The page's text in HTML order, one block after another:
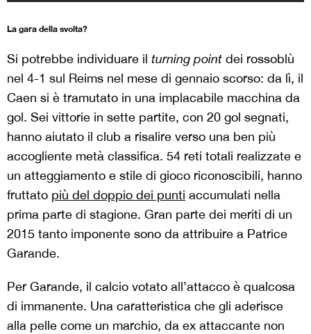
La gara della svolta?
Si potrebbe individuare il turning point dei rossoblù
nel 4-1 sul Reims nel mese di gennaio scorso: da lì, il
Caen si è tramutato in una implacabile macchina da
gol. Sei vittorie in sette partite, con 20 gol segnati,
hanno aiutato il club a risalire verso una ben più
accogliente metà classifica. 54 reti totali realizzate e
un atteggiamento e stile di gioco riconoscibili, hanno
fruttato più del doppio dei punti accumulati nella
prima parte di stagione. Gran parte dei meriti di un
2015 tanto imponente sono da attribuire a Patrice
Garande.
Per Garande, il calcio votato all’attacco è qualcosa
di immanente. Una caratteristica che gli aderisce
alla pelle come un marchio, da ex attaccante non